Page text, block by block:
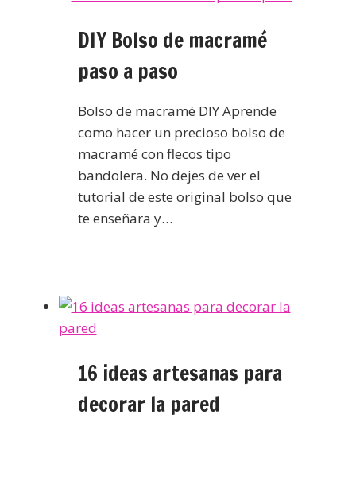
DIY Bolso de macramé
paso a paso
Bolso de macramé DIY Aprende
como hacer un precioso bolso de
macramé con flecos tipo
bandolera. No dejes de ver el
tutorial de este original bolso que
te enseñara y…
16 ideas artesanas para
decorar la pared